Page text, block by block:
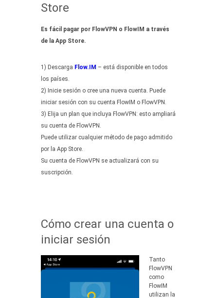
Store
Es fácil pagar por FlowVPN o FlowIM a través
de la App Store.
1) Descarga Flow.IM – está disponible en todos
los países.
2) Inicie sesión o cree una nueva cuenta. Puede
iniciar sesión con su cuenta FlowIM o FlowVPN.
3) Elija un plan que incluya FlowVPN: esto ampliará
su cuenta de FlowVPN.
Puede utilizar cualquier método de pago admitido
por la App Store.
Su cuenta de FlowVPN se actualizará con su
suscripción.
Cómo crear una cuenta o
iniciar sesión
Tanto
FlowVPN
como
FlowIM
utilizan la